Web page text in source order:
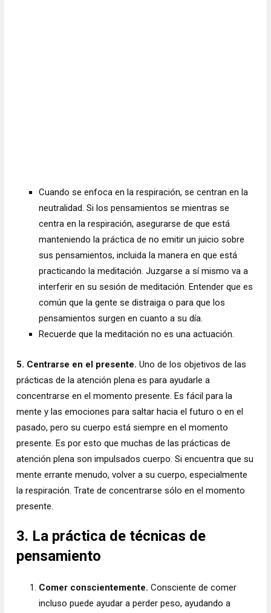
Cuando se enfoca en la respiración, se centran en la
neutralidad. Si los pensamientos se mientras se
centra en la respiración, asegurarse de que está
manteniendo la práctica de no emitir un juicio sobre
sus pensamientos, incluida la manera en que está
practicando la meditación. Juzgarse a sí mismo va a
interferir en su sesión de meditación. Entender que es
común que la gente se distraiga o para que los
pensamientos surgen en cuanto a su día.
Recuerde que la meditación no es una actuación.
5. Centrarse en el presente. Uno de los objetivos de las
prácticas de la atención plena es para ayudarle a
concentrarse en el momento presente. Es fácil para la
mente y las emociones para saltar hacia el futuro o en el
pasado, pero su cuerpo está siempre en el momento
presente. Es por esto que muchas de las prácticas de
atención plena son impulsados cuerpo. Si encuentra que su
mente errante menudo, volver a su cuerpo, especialmente
la respiración. Trate de concentrarse sólo en el momento
presente.
3. La práctica de técnicas de
pensamiento
Comer conscientemente.Consciente de comer
incluso puede ayudar a perder peso, ayudando a